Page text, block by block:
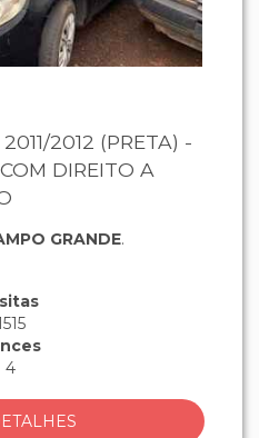
2012 (PRETA) -
DIREITO A
GRANDE.
4